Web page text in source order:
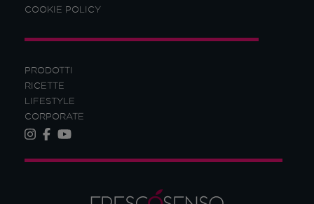
PRODOTTI
RICETTE
LIFESTYLE
CORPORATE
COOKIE POLICY